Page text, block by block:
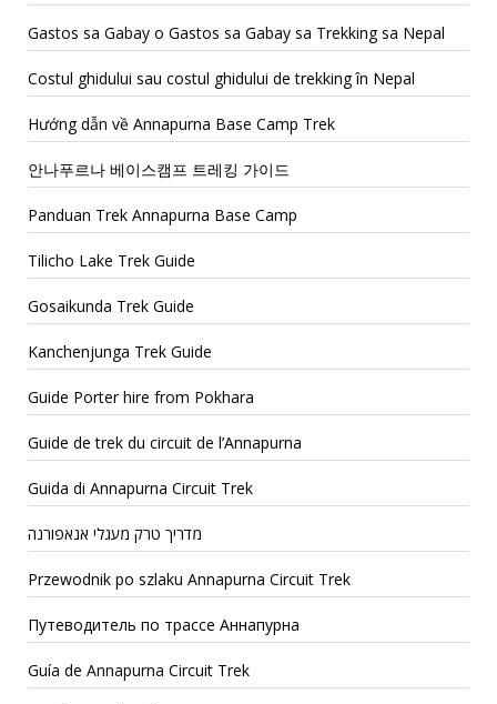
Gastos sa Gabay o Gastos sa Gabay sa Trekking sa Nepal
Costul ghidului sau costul ghidului de trekking în Nepal
Hướng dẫn về Annapurna Base Camp Trek
안나푸르나 베이스캠프 트레킹 가이드
Panduan Trek Annapurna Base Camp
Tilicho Lake Trek Guide
Gosaikunda Trek Guide
Kanchenjunga Trek Guide
Guide Porter hire from Pokhara
Guide de trek du circuit de l’Annapurna
Guida di Annapurna Circuit Trek
מדריך טרק מעגלי אנאפורנה
Przewodnik po szlaku Annapurna Circuit Trek
Путеводитель по трассе Аннапурна
Guía de Annapurna Circuit Trek